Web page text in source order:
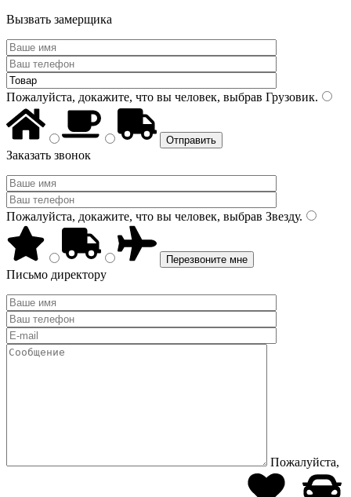
Вызвать замерщика
Пожалуйста, докажите, что вы человек, выбрав Грузовик.
Заказать звонок
Пожалуйста, докажите, что вы человек, выбрав Звезду.
Письмо директору
Пожалуйста,